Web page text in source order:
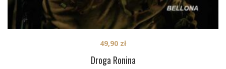
Droga Ronina
49,90 zł